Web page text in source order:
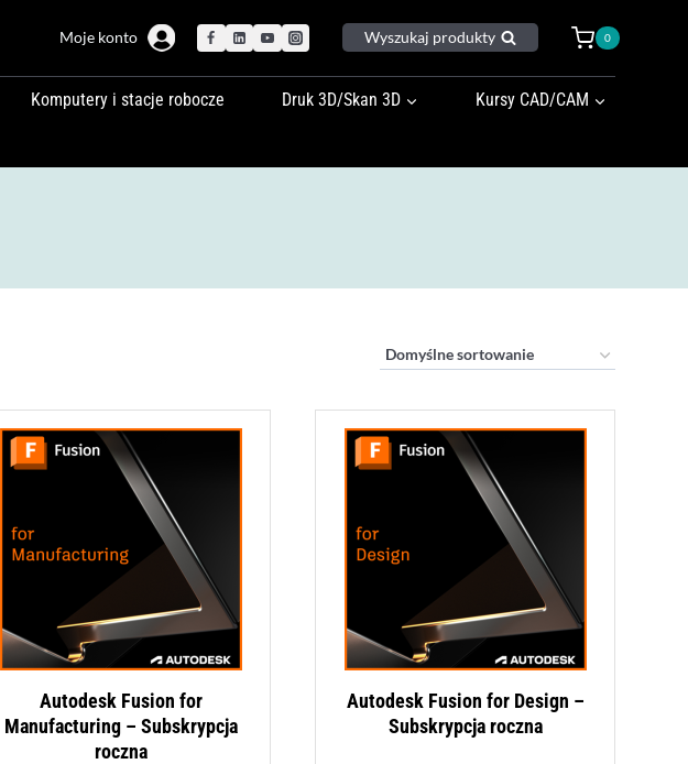
Moje konto Wyszukaj produkty 0
Komputery i stacje robocze Druk 3D/Skan 3D Kursy CAD/CAM
Autodesk Fusion for
Manufacturing – Subskrypcja
roczna
Autodesk Fusion for Design –
Subskrypcja roczna